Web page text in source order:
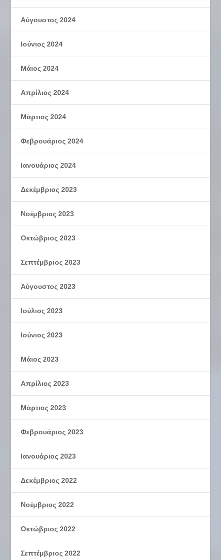
Αύγουστος 2024
Ιούνιος 2024
Μάιος 2024
Απρίλιος 2024
Μάρτιος 2024
Φεβρουάριος 2024
Ιανουάριος 2024
Δεκέμβριος 2023
Νοέμβριος 2023
Οκτώβριος 2023
Σεπτέμβριος 2023
Αύγουστος 2023
Ιούλιος 2023
Ιούνιος 2023
Μάιος 2023
Απρίλιος 2023
Μάρτιος 2023
Φεβρουάριος 2023
Ιανουάριος 2023
Δεκέμβριος 2022
Νοέμβριος 2022
Οκτώβριος 2022
Σεπτέμβριος 2022